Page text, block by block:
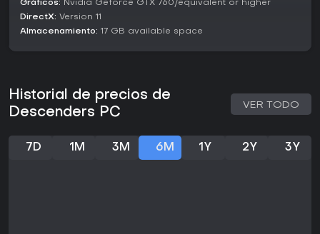
el apoyo continuo de su comunidad a través de los
Gráficos: Nvidia Geforce GTX 760/equivalent or higher
DirectX: Version 11
Almacenamiento: 17 GB available space
Historial de precios de
Descenders PC
VER TODO
7D 1M 3M 6M 1Y 2Y 3Y